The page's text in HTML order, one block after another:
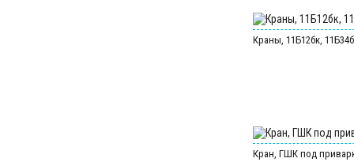
Краны, 11Б12бк,
Кран, ГШК под